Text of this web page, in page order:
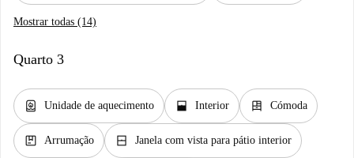
Mostrar todas (14)
Quarto 3
water_heater Unidade de aquecimento window_open Interior dresser Cómoda
package Arrumação window_closed Janela com vista para pátio interior